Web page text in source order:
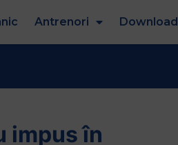
Antrenori Download
impus în